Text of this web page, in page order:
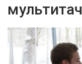
мультитач